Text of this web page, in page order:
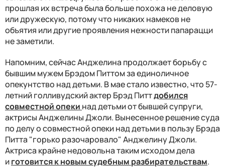
прошлая их встреча была больше похожа не деловую
или дружескую, потому что никаких намеков не
объятия или другие проявления нежности папарацци
не заметили.
Напомним, сейчас Анджелина продолжает борьбу с
бывшим мужем Брэдом Питтом за единоличное
опекунтство над детьми. В мае стало известно, что 57-
летний голливудский актер Брэд Питтдобился
совместной опеки над детьми от бывшей супруги,
актрисы Анджелины Джоли. Вынесенное решение суда
по делу о совместной опеки над детьми в пользу Брэда
Питта "горько разочаровало" Анджелину Джоли.
Актриса крайне недовольна таким исходом дела
иготовится к новым судебным разбирательствам.